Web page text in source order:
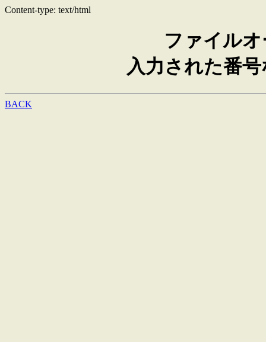
Content-type: text/html
ファイル
入力された番
BACK